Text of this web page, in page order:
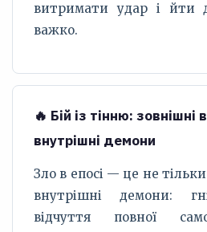
витримати удар і йти
важко.
🔥 Бій із тінню: зовнішні
внутрішні демони
Зло в епосі — це не
внутрішні демони:
відчуття повної